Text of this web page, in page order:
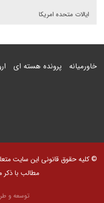
ایالات متحده امریکا
خاورمیانه پرونده هسته ای
© کلیه حقوق قانونی این سایت
مطالب با ذکر
توسعه و